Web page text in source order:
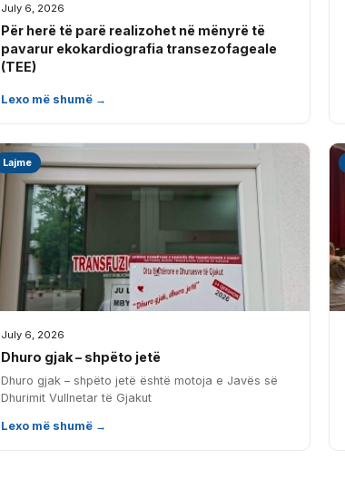
July 6, 2026
Për herë të parë realizohet në mënyrë të
pavarur ekokardiografia transezofageale
(TEE)
Lexo më shumë →
Lajme
July 6, 2026
Dhuro gjak – shpëto jetë
Dhuro gjak – shpëto jetë është motoja e Javës së
Dhurimit Vullnetar të Gjakut
Lexo më shumë →